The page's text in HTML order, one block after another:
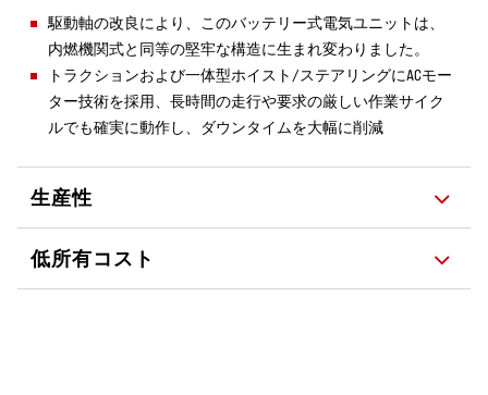
駆動軸の改良により、このバッテリー式電気ユニットは、
内燃機関式と同等の堅牢な構造に生まれ変わりました。
トラクションおよび一体型ホイスト/ステアリングにACモー
ター技術を採用、長時間の走行や要求の厳しい作業サイク
ルでも確実に動作し、ダウンタイムを大幅に削減
生産性
低所有コスト